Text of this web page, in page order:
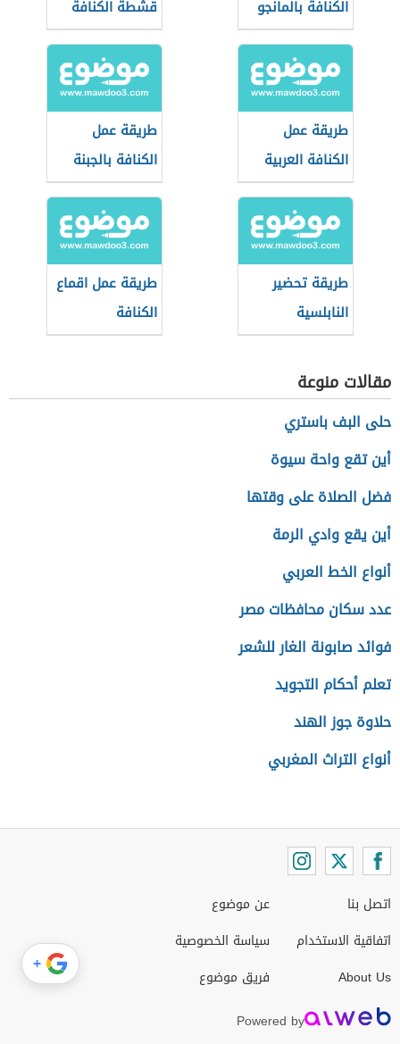
الكنافة بالمانجو
والكريمة
قشطة الكنافة
طريقة عمل
الكنافة العربية
طريقة عمل
الكنافة بالجبنة
طريقة تحضير
النابلسية
طريقة عمل اقماع
الكنافة
مقالات منوعة
حلى البف باستري
أين تقع واحة سيوة
فضل الصلاة على وقتها
أين يقع وادي الرمة
أنواع الخط العربي
عدد سكان محافظات مصر
فوائد صابونة الغار للشعر
تعلم أحكام التجويد
حلاوة جوز الهند
أنواع التراث المغربي
اتصل بنا
اتفاقية الاستخدام
About Us
عن موضوع
سياسة الخصوصية
فريق موضوع
Powered by
+